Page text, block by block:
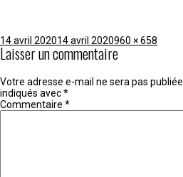
Publié
le
14 avril 202014 avril 2020Taille
réelle
960 × 658
Laisser un commentaire
Votre adresse e-mail ne sera pas publiée.
indiqués avec*
Commentaire *